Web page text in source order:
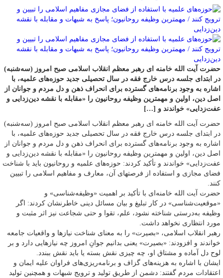
حضرت آیت الله خامنه ای رهبر معظم انقلاب اسلامی صبح امروز (سه‌شنبه)
در ابتدای جلسه درس خارج فقه در سال تحصیلی جدید حوزه‌های علمیه، با
اشاره به وجود برنامه‌های گسترده برای انحراف ذهن و دل مردم و جوانان از
اصل دین، اولین و مهمترین وظیفه روحانیون را «مقابله با نقشه دین‌زدایی و
عفت‌زدایی» خواندند و […]
حضرت آیت الله خامنه ای رهبر معظم انقلاب اسلامی صبح امروز (سه‌شنبه)
در ابتدای جلسه درس خارج فقه در سال تحصیلی جدید حوزه‌های علمیه، با
اشاره به وجود برنامه‌های گسترده برای انحراف ذهن و دل مردم و جوانان از
اصل دین، اولین و مهمترین وظیفه روحانیون را «مقابله با نقشه دین‌زدایی و
عفت‌زدایی» خواندند و تأکید کردند: حوزه‌های علمیه و روحانیون باید با شناخت
فضای مجازی و استفاده از فرصتهای آن، معارف و مفاهیم اسلامی را تبیین
کنند.
حضرت آیت الله خامنه‌ای با تأکید بر اهمیت «وظیفه‌شناسی» و
«موقعیت‌شناسی» در کار تبلیغ و بیان مسائل دینی خاطرنشان کردند: اگر
وظیفه به‌درستی شناخته نشود، علم، تقوا و حتی شجاعت نیز اثر مثبت و
مورد انتظاری نخواهد داشت.
رهبر انقلاب اسلامی، «بصیرت» را به معنای شناخت نیازها و واقعیات جامعه
خواندند و افزودند: «بصیرت» یعنی بدانیم جوانِ امروز چه نیازهایی دارد و بر
لوح دل آماده و مشتاق او، چه چیزی نقش بسته یا باید نقش ببندد.
ایشان با اشاره به هزینه‌های گزاف و برنامه‌ریزی‌های فراوان علیه ایمان و
اعتقادات مردم گفتند: دشمن از طریق تولید و ترویج شبهات و همچنین تولید